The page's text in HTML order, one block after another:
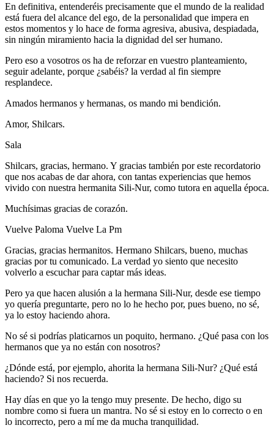
En definitiva, entenderéis precisamente que el mundo de la realidad
está fuera del alcance del ego, de la personalidad que impera en
estos momentos y lo hace de forma agresiva, abusiva, despiadada,
sin ningún miramiento hacia la dignidad del ser humano.
Pero eso a vosotros os ha de reforzar en vuestro planteamiento,
seguir adelante, porque ¿sabéis? la verdad al fin siempre
resplandece.
Amados hermanos y hermanas, os mando mi bendición.
Amor, Shilcars.
Sala
Shilcars, gracias, hermano. Y gracias también por este recordatorio
que nos acabas de dar ahora, con tantas experiencias que hemos
vivido con nuestra hermanita Sili-Nur, como tutora en aquella época.
Muchísimas gracias de corazón.
Vuelve Paloma Vuelve La Pm
Gracias, gracias hermanitos. Hermano Shilcars, bueno, muchas
gracias por tu comunicado. La verdad yo siento que necesito
volverlo a escuchar para captar más ideas.
Pero ya que hacen alusión a la hermana Sili-Nur, desde ese tiempo
yo quería preguntarte, pero no lo he hecho por, pues bueno, no sé,
ya lo estoy haciendo ahora.
No sé si podrías platicarnos un poquito, hermano. ¿Qué pasa con los
hermanos que ya no están con nosotros?
¿Dónde está, por ejemplo, ahorita la hermana Sili-Nur? ¿Qué está
haciendo? Si nos recuerda.
Hay días en que yo la tengo muy presente. De hecho, digo su
nombre como si fuera un mantra. No sé si estoy en lo correcto o en
lo incorrecto, pero a mí me da mucha tranquilidad.